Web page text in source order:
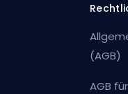
(AGB)
AGB